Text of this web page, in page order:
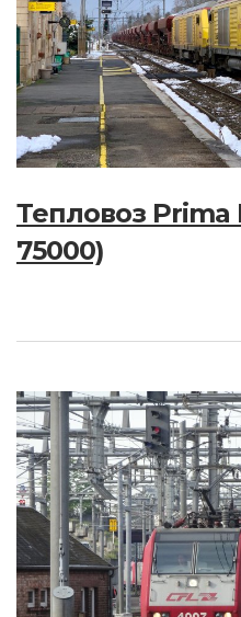
Тепловоз Prima
75000)